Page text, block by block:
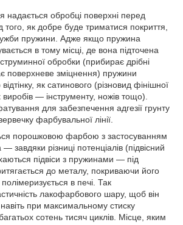
надається обробці поверхні перед
як добре буде триматися покриття,
пружини. Адже якщо пружина
в тому місці, де вона підточена
обробки (прибирає дрібні
поверхневе зміцнення) пружини
як сатинового (різновид фінішної
— інструменту, ножів тощо).
для забезпечення адгезії грунту
фарбувальної лінії.
порошковою фарбою з застосуванням
завдяки різниці потенціалів (підвісний
підвіси з пружинами — під
до металу, покриваючи його
в печі. Так
лакофарбового шару, щоб він
при максимальному стиску
сотень тисяч циклів. Місце, яким